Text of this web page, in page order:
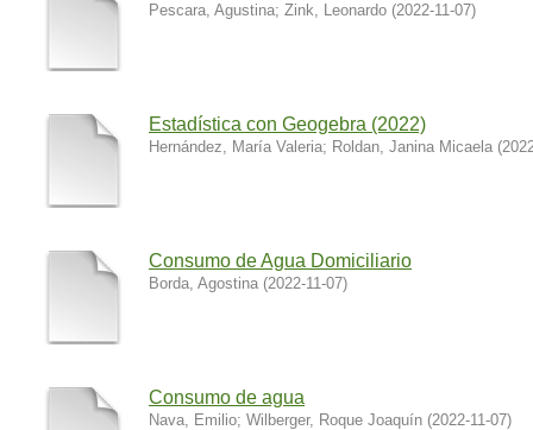
Pescara, Agustina; Zink, Leonardo (2022-11-07)
Estadística con Geogebra (2022)
Hernández, María Valeria; Roldan, Janina Micaela (
Consumo de Agua Domiciliario
Borda, Agostina (2022-11-07)
Consumo de agua
Nava, Emilio; Wilberger, Roque Joaquín (2022-11-07)